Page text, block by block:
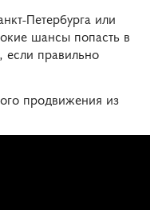
Петербурга или
шансы попасть в
правильно
продвижения из